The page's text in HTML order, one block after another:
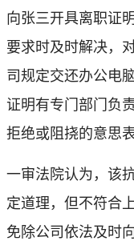
向张三开具离职证
要求时及时解决，
司规定交还办公电
证明有专门部门负
拒绝或阻挠的意思
一审法院认为，该
定道理，但不符合
免除公司依法及时